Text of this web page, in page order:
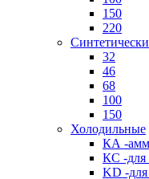
150
220
32
46
68
100
150
Холодильные
КА -
КС -для
KD -для